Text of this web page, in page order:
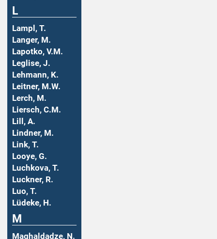
L
Lampl, T.
Langer, M.
Lapotko, V.M.
Leglise, J.
Lehmann, K.
Leitner, M.W.
Lerch, M.
Liersch, C.M.
Lill, A.
Lindner, M.
Link, T.
Looye, G.
Luchkova, T.
Luckner, R.
Luo, T.
Lüdeke, H.
M
Maghaldadze, N.